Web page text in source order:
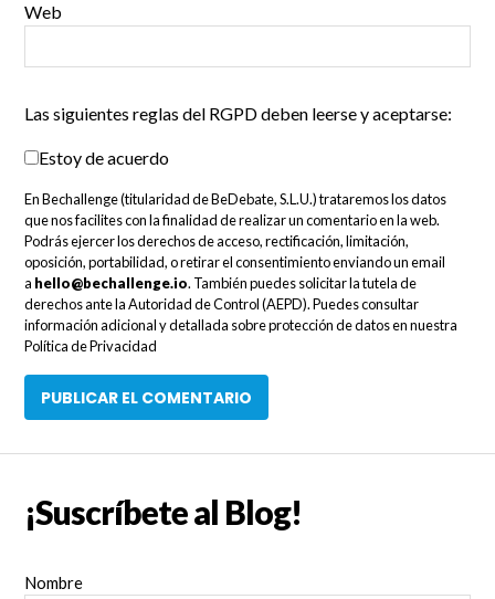
Web
Las siguientes reglas del RGPD deben leerse y aceptarse:
Estoy de acuerdo
En Bechallenge (titularidad de BeDebate, S.L.U.) trataremos los datos
que nos facilites con la finalidad de realizar un comentario en la web.
Podrás ejercer los derechos de acceso, rectificación, limitación,
oposición, portabilidad, o retirar el consentimiento enviando un email
a hello@bechallenge.io. También puedes solicitar la tutela de
derechos ante la Autoridad de Control (AEPD). Puedes consultar
información adicional y detallada sobre protección de datos en nuestra
Política de Privacidad
¡Suscríbete al Blog!
Nombre